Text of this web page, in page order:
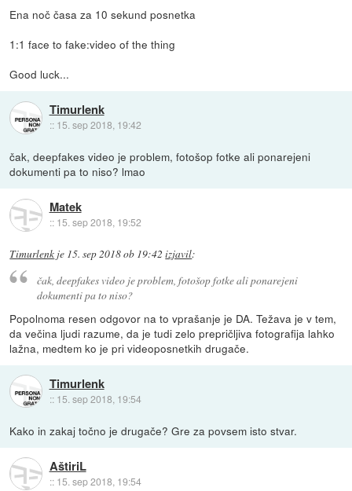
Ena noč časa za 10 sekund posnetka
1:1 face to fake:video of the thing
Good luck...
Timurlenk
:: 15. sep 2018, 19:42
čak, deepfakes video je problem, fotošop fotke ali ponarejeni
dokumenti pa to niso? lmao
Matek
:: 15. sep 2018, 19:52
Timurlenk je 15. sep 2018 ob 19:42 izjavil:
čak, deepfakes video je problem, fotošop fotke ali ponarejeni
dokumenti pa to niso?
Popolnoma resen odgovor na to vprašanje je DA. Težava je v tem,
da večina ljudi razume, da je tudi zelo prepričljiva fotografija lahko
lažna, medtem ko je pri videoposnetkih drugače.
Timurlenk
:: 15. sep 2018, 19:54
Kako in zakaj točno je drugače? Gre za povsem isto stvar.
AštiriL
:: 15. sep 2018, 19:54